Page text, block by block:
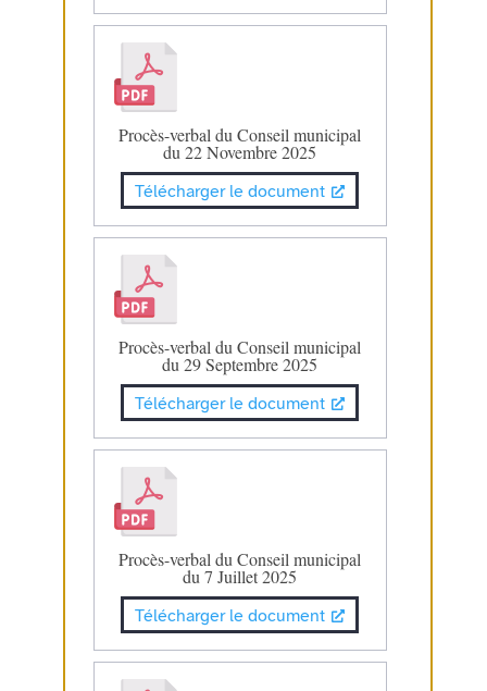
Procès-verbal du Conseil municipal
du 22 Novembre 2025
Télécharger le document
Procès-verbal du Conseil municipal
du 29 Septembre 2025
Télécharger le document
Procès-verbal du Conseil municipal
du 7 Juillet 2025
Télécharger le document